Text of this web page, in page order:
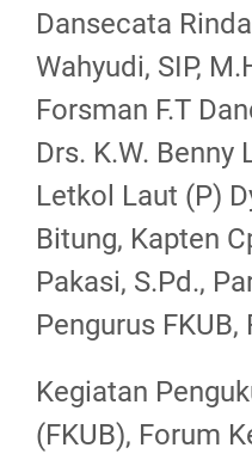
Dansecata
Wahyudi, SIP,
Forsman F.T
Drs. K.W.
Letkol Laut (P)
Bitung, Kapten
Pakasi, S.Pd.,
Pengurus
Kegiatan
(FKUB), Forum